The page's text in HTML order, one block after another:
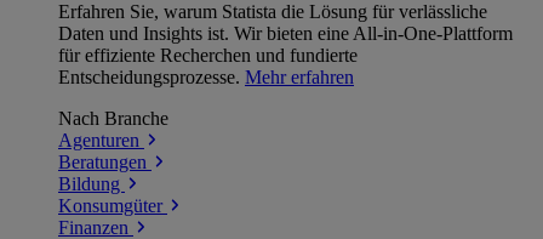
Erfahren Sie, warum Statista die Lösung für verlässliche
Daten und Insights ist. Wir bieten eine All-in-One-Plattform
für effiziente Recherchen und fundierte
Entscheidungsprozesse. Mehr erfahren
Nach Branche
Agenturen
Beratungen
Bildung
Konsumgüter
Finanzen